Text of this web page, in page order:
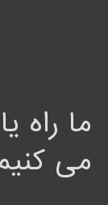
ما راه
می